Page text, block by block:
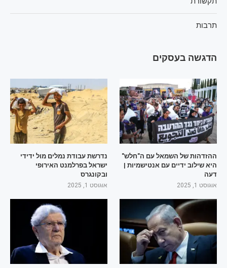
תרבות
הדגשה בעסקים
ההזדהות של השמאל עם ה"חלש"
היא שילוב ידיים עם אנטישמיות |
דעה
אוגוסט 1, 2025
נדרשת עבודת נמלים מול ידידי
ישראל בפרלמנט האירופי
ובקונגרס
אוגוסט 1, 2025